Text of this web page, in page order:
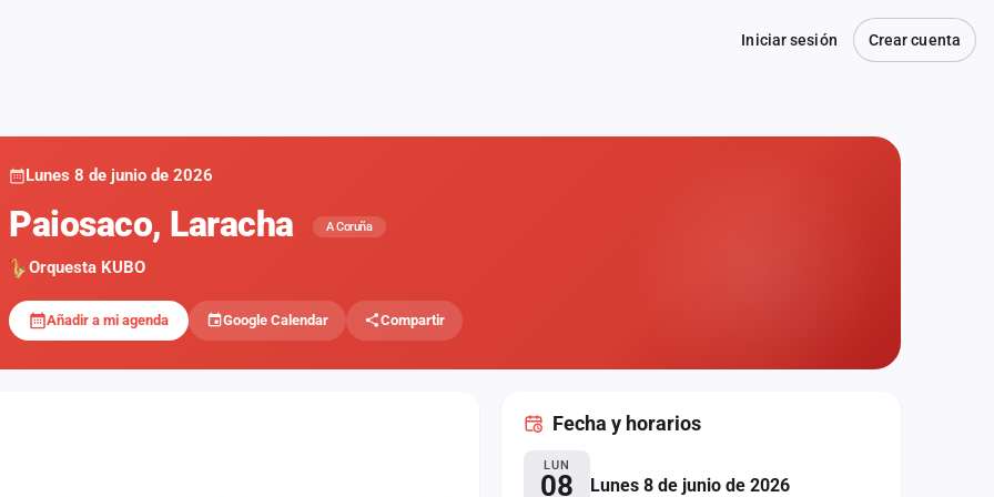
Iniciar sesión Crear cuenta
Lunes 8 de junio de 2026
Paiosaco, Laracha A Coruña
Orquesta KUBO
Añadir a mi agenda Google Calendar Compartir
Fecha y horarios
LUN
08 Lunes 8 de junio de 2026